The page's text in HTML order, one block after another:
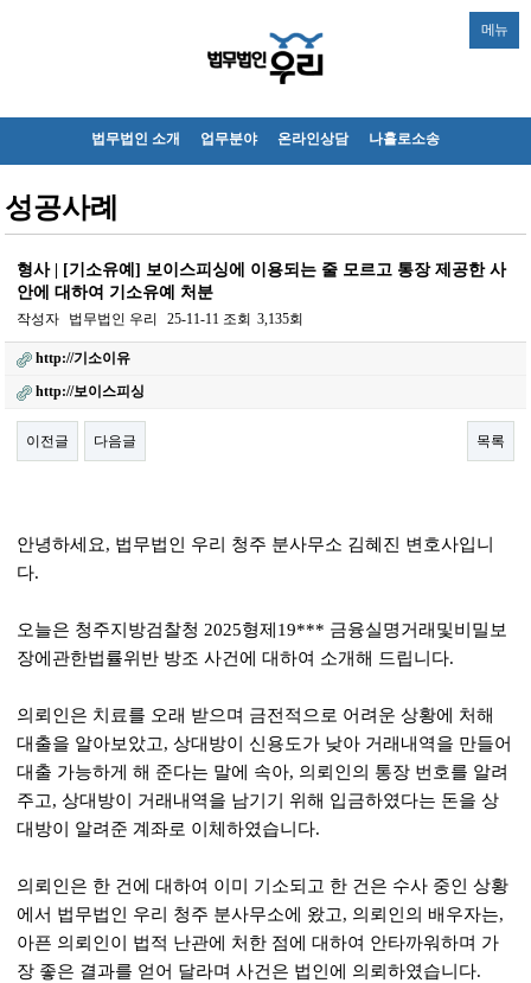
메뉴
법무법인 소개 업무분야 온라인상담 나홀로소송
성공사례
형사 | [기소유예] 보이스피싱에 이용되는 줄 모르고 통장 제공한 사
안에 대하여 기소유예 처분
작성자 법무법인 우리 25-11-11 조회 3,135회
http://기소이유
http://보이스피싱
이전글 다음글 목록
안녕하세요, 법무법인 우리 청주 분사무소 김혜진 변호사입니
다.
오늘은 청주지방검찰청 2025형제19*** 금융실명거래및비밀보
장에관한법률위반 방조 사건에 대하여 소개해 드립니다.
의뢰인은 치료를 오래 받으며 금전적으로 어려운 상황에 처해
대출을 알아보았고, 상대방이 신용도가 낮아 거래내역을 만들어
대출 가능하게 해 준다는 말에 속아, 의뢰인의 통장 번호를 알려
주고, 상대방이 거래내역을 남기기 위해 입금하였다는 돈을 상
대방이 알려준 계좌로 이체하였습니다.
의뢰인은 한 건에 대하여 이미 기소되고 한 건은 수사 중인 상황
에서 법무법인 우리 청주 분사무소에 왔고, 의뢰인의 배우자는,
아픈 의뢰인이 법적 난관에 처한 점에 대하여 안타까워하며 가
장 좋은 결과를 얻어 달라며 사건은 법인에 의뢰하였습니다.